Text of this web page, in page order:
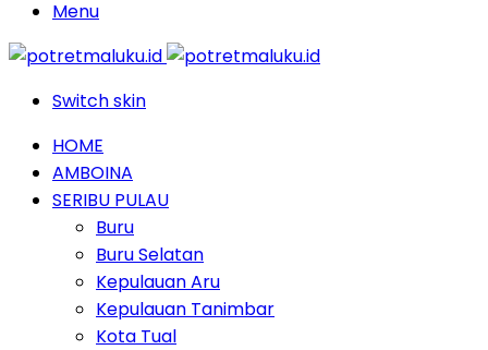
Menu
Switch skin
HOME
AMBOINA
SERIBU PULAU
Buru
Buru Selatan
Kepulauan Aru
Kepulauan Tanimbar
Kota Tual